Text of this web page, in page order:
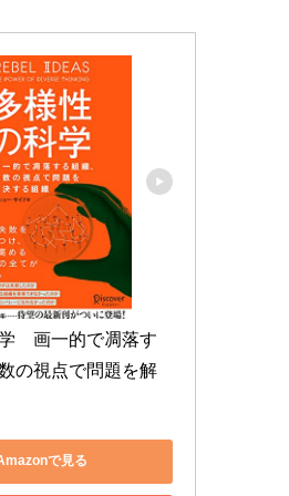
　画一的で凋落す
の視点で問題を解
で見る